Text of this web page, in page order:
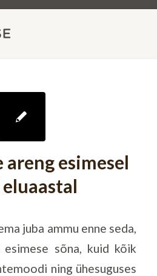
areng esimesel
juba ammu enne seda,
sõna, kuid kõik
ning ühesuguses